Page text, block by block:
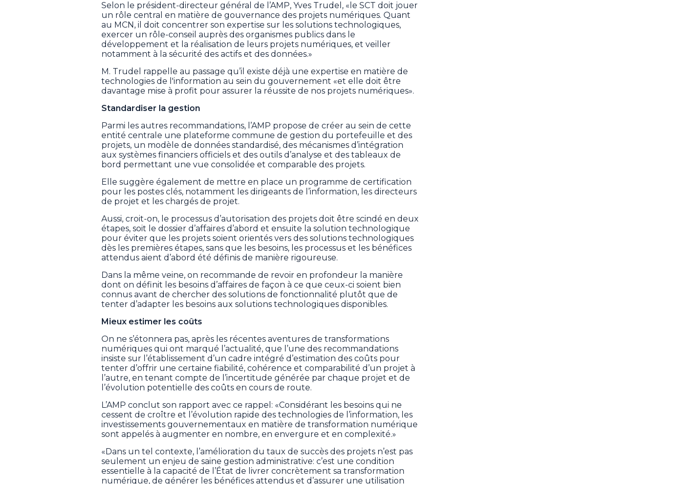
Selon le président-directeur général de l’AMP, Yves Trudel, «le SCT doit jouer
un rôle central en matière de gouvernance des projets numériques. Quant
au MCN, il doit concentrer son expertise sur les solutions technologiques,
exercer un rôle-conseil auprès des organismes publics dans le
développement et la réalisation de leurs projets numériques, et veiller
notamment à la sécurité des actifs et des données.»
M. Trudel rappelle au passage qu’il existe déjà une expertise en matière de
technologies de l'information au sein du gouvernement «et elle doit être
davantage mise à profit pour assurer la réussite de nos projets numériques».
Standardiser la gestion
Parmi les autres recommandations, l’AMP propose de créer au sein de cette
entité centrale une plateforme commune de gestion du portefeuille et des
projets, un modèle de données standardisé, des mécanismes d’intégration
aux systèmes financiers officiels et des outils d’analyse et des tableaux de
bord permettant une vue consolidée et comparable des projets.
Elle suggère également de mettre en place un programme de certification
pour les postes clés, notamment les dirigeants de l’information, les directeurs
de projet et les chargés de projet.
Aussi, croit-on, le processus d’autorisation des projets doit être scindé en deux
étapes, soit le dossier d’affaires d’abord et ensuite la solution technologique
pour éviter que les projets soient orientés vers des solutions technologiques
dès les premières étapes, sans que les besoins, les processus et les bénéfices
attendus aient d’abord été définis de manière rigoureuse.
Dans la même veine, on recommande de revoir en profondeur la manière
dont on définit les besoins d’affaires de façon à ce que ceux-ci soient bien
connus avant de chercher des solutions de fonctionnalité plutôt que de
tenter d’adapter les besoins aux solutions technologiques disponibles.
Mieux estimer les coûts
On ne s’étonnera pas, après les récentes aventures de transformations
numériques qui ont marqué l’actualité, que l’une des recommandations
insiste sur l’établissement d’un cadre intégré d’estimation des coûts pour
tenter d’offrir une certaine fiabilité, cohérence et comparabilité d’un projet à
l’autre, en tenant compte de l’incertitude générée par chaque projet et de
l’évolution potentielle des coûts en cours de route.
L’AMP conclut son rapport avec ce rappel: «Considérant les besoins qui ne
cessent de croître et l’évolution rapide des technologies de l’information, les
investissements gouvernementaux en matière de transformation numérique
sont appelés à augmenter en nombre, en envergure et en complexité.»
«Dans un tel contexte, l’amélioration du taux de succès des projets n’est pas
seulement un enjeu de saine gestion administrative: c’est une condition
essentielle à la capacité de l’État de livrer concrètement sa transformation
numérique, de générer les bénéfices attendus et d’assurer une utilisation